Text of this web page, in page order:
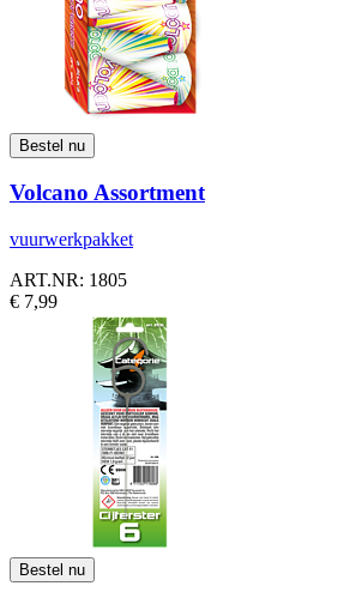
Volcano Assortment
vuurwerkpakket
ART.NR: 1805
€ 7,99